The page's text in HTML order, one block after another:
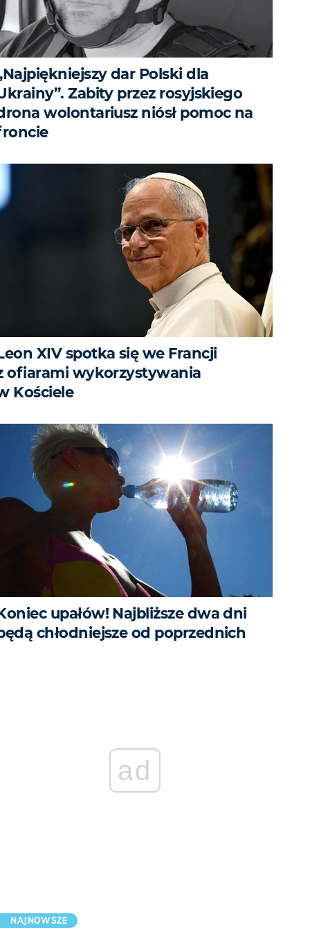
dar Polski dla
Zabity przez rosyjskiego
wolontariusz niósł pomoc na
XIV spotka się we Francji
ofiarami wykorzystywania
Kościele
upałów! Najbliższe dwa dni
chłodniejsze od poprzednich
ad
NAJNOWSZE